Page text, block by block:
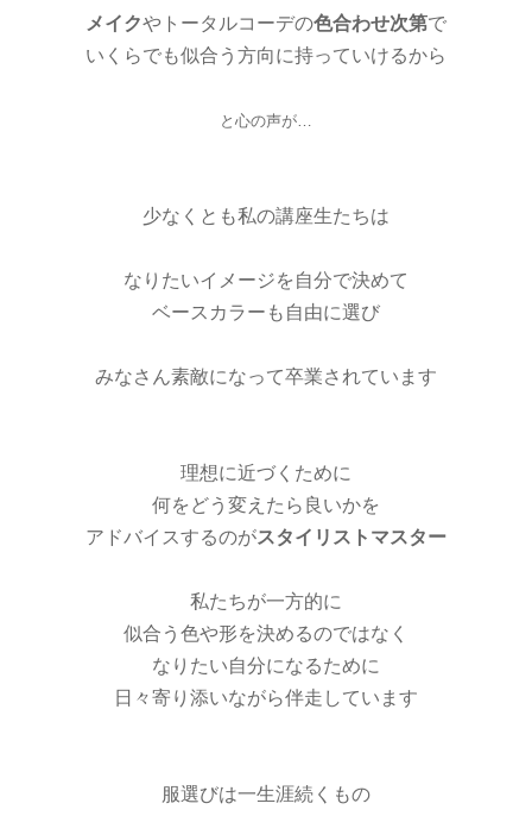
メイクやトータルコーデの色合わせ次第で
いくらでも似合う方向に持っていけるから
と心の声が…
少なくとも私の講座生たちは
なりたいイメージを自分で決めて
ベースカラーも自由に選び
みなさん素敵になって卒業されています
理想に近づくために
何をどう変えたら良いかを
アドバイスするのがスタイリストマスター
私たちが一方的に
似合う色や形を決めるのではなく
なりたい自分になるために
日々寄り添いながら伴走しています
服選びは一生涯続くもの